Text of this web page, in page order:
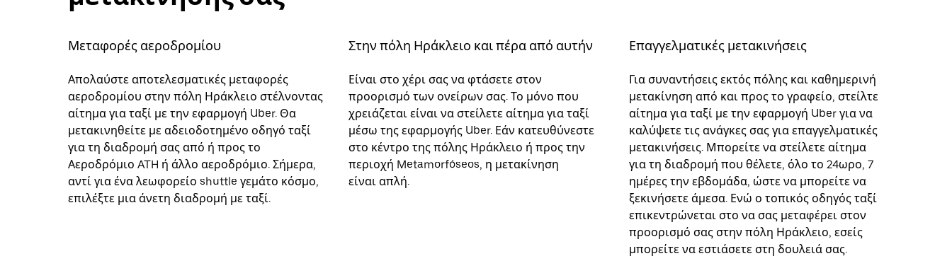
Μεταφορές αεροδρομίου
Απολαύστε αποτελεσματικές μεταφορές
αεροδρομίου στην πόλη Ηράκλειο στέλνοντας
αίτημα για ταξί με την εφαρμογή Uber. Θα
μετακινηθείτε με αδειοδοτημένο οδηγό ταξί
για τη διαδρομή σας από ή προς το
Αεροδρόμιο ATH ή άλλο αεροδρόμιο. Σήμερα,
αντί για ένα λεωφορείο shuttle γεμάτο κόσμο,
επιλέξτε μια άνετη διαδρομή με ταξί.
Στην πόλη Ηράκλειο και πέρα από αυτήν
Είναι στο χέρι σας να φτάσετε στον
προορισμό των ονείρων σας. Το μόνο που
χρειάζεται είναι να στείλετε αίτημα για ταξί
μέσω της εφαρμογής Uber. Εάν κατευθύνεστε
στο κέντρο της πόλης Ηράκλειο ή προς την
περιοχή Metamorfóseos, η μετακίνηση
είναι απλή.
Επαγγελματικές μετακινήσεις
Για συναντήσεις εκτός πόλης και καθημερινή
μετακίνηση από και προς το γραφείο, στείλτε
αίτημα για ταξί με την εφαρμογή Uber για να
καλύψετε τις ανάγκες σας για επαγγελματικές
μετακινήσεις. Μπορείτε να στείλετε αίτημα
για τη διαδρομή που θέλετε, όλο το 24ωρο, 7
ημέρες την εβδομάδα, ώστε να μπορείτε να
ξεκινήσετε άμεσα. Ενώ ο τοπικός οδηγός ταξί
επικεντρώνεται στο να σας μεταφέρει στον
προορισμό σας στην πόλη Ηράκλειο, εσείς
μπορείτε να εστιάσετε στη δουλειά σας.